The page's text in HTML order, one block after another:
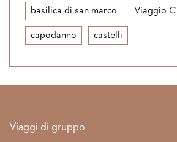
basilica di san marco Viaggio
capodanno castelli
Link rapidi
Viaggi di gruppo